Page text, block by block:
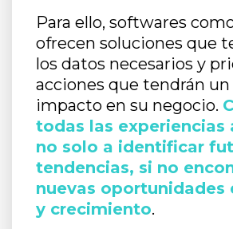
Para ello, softwares
ofrecen soluciones que
los datos necesarios y
acciones que tendrán
impacto en su negocio.
todas las experiencias
no solo a identificar
tendencias, si no
nuevas oportunidades
y crecimiento.